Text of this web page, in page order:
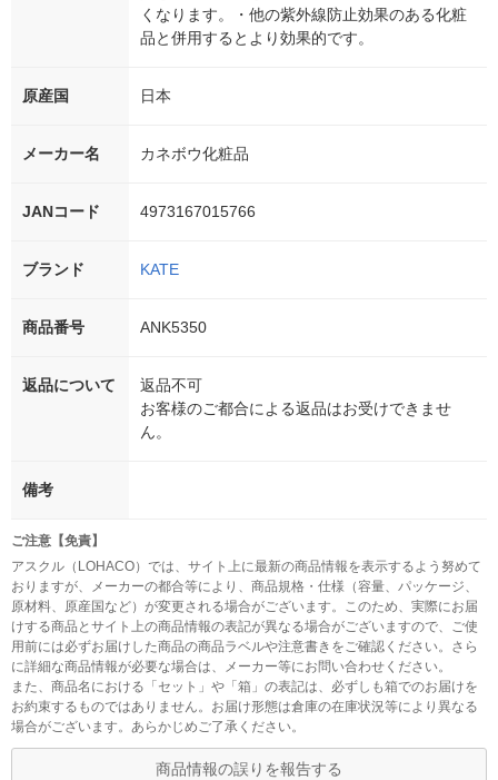
くなります。・他の紫外線防止効果のある化粧
品と併用するとより効果的です。
原産国 日本
メーカー名 カネボウ化粧品
JANコード 4973167015766
ブランド KATE
商品番号 ANK5350
返品について
返品不可
お客様のご都合による返品はお受けできませ
ん。
備考
ご注意【免責】
アスクル（LOHACO）では、サイト上に最新の商品情報を表示するよう努めて
おりますが、メーカーの都合等により、商品規格・仕様（容量、パッケージ、
原材料、原産国など）が変更される場合がございます。このため、実際にお届
けする商品とサイト上の商品情報の表記が異なる場合がございますので、ご使
用前には必ずお届けした商品の商品ラベルや注意書きをご確認ください。さら
に詳細な商品情報が必要な場合は、メーカー等にお問い合わせください。
また、商品名における「セット」や「箱」の表記は、必ずしも箱でのお届けを
お約束するものではありません。お届け形態は倉庫の在庫状況等により異なる
場合がございます。あらかじめご了承ください。
商品情報の誤りを報告する